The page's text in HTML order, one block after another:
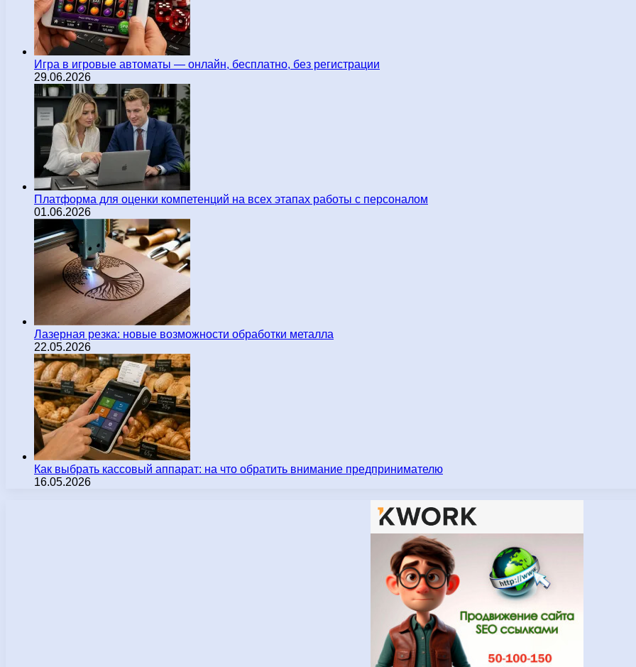
Игра в игровые автоматы — онлайн, бесплатно, без регистрации
29.06.2026
Платформа для оценки компетенций на всех этапах работы с персоналом
01.06.2026
Лазерная резка: новые возможности обработки металла
22.05.2026
Как выбрать кассовый аппарат: на что обратить внимание предпринимателю
16.05.2026